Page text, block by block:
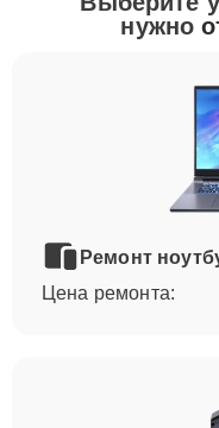
нужно
Ремонт
Цена ремонта: